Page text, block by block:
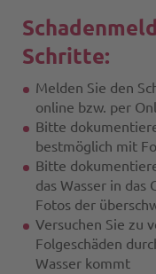
Schritte:
Melden Sie den
online bzw. per
Bitte
bestmöglich mit
Bitte
das Wasser in das
Fotos der
Versuchen Sie zu
Folgeschäden
Wasser kommt